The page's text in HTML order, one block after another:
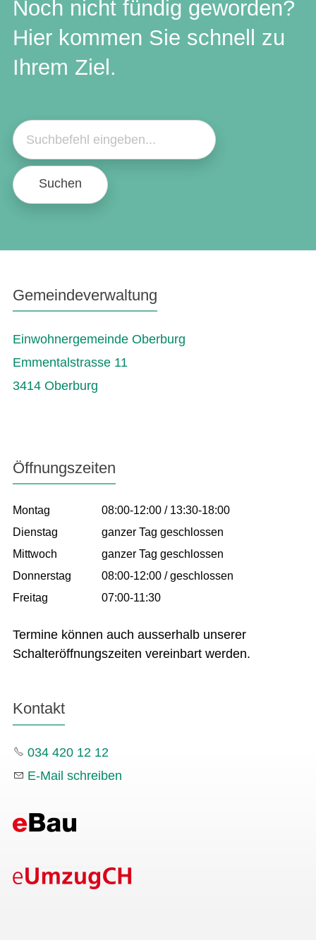
Noch nicht fündig geworden?
Hier kommen Sie schnell zu
Ihrem Ziel.
Suchen
Gemeindeverwaltung
Einwohnergemeinde Oberburg
Emmentalstrasse 11
3414 Oberburg
Öffnungszeiten
Montag
08:00-12:00 / 13:30-18:00
Dienstag
ganzer Tag geschlossen
Mittwoch
ganzer Tag geschlossen
Donnerstag
08:00-12:00 / geschlossen
Freitag
07:00-11:30
Termine können auch ausserhalb unserer
Schalteröffnungszeiten vereinbart werden.
Kontakt
034 420 12 12
E-Mail schreiben